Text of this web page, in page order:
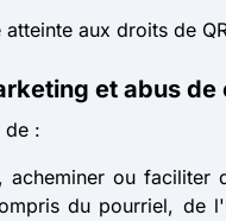
aux droits de
et abus de
de :
acheminer ou
du pourriel, de